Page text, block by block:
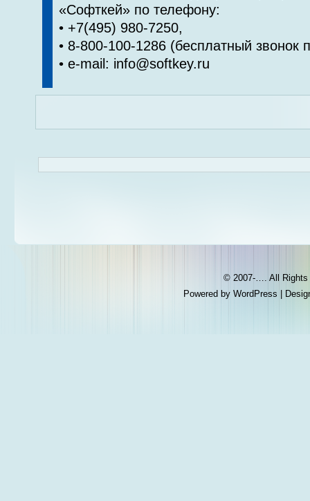
«Софткей» по телефону:
• +7(495) 980-7250,
• 8-800-100-1286 (бесплатный звонок
• e-mail: info@softkey.ru
© 2007-…. All
Powered by WordPress |